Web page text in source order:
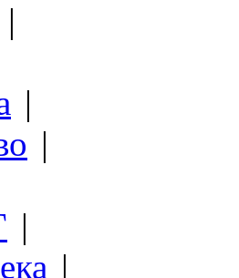
|
|
|
|
|